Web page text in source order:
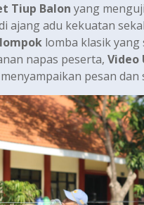
Tiup Balon yang
ajang adu kekuatan
lomba klasik yang
napas peserta, Video
pesan